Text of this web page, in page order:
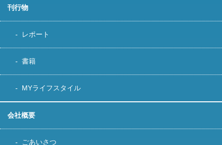
刊行物
レポート
書籍
MYライフスタイル
会社概要
ごあいさつ